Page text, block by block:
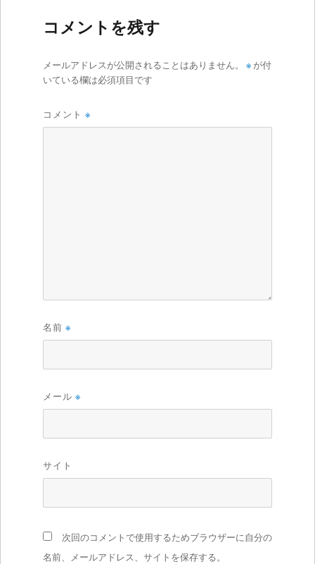
コメントを残す
メールアドレスが公開されることはありません。 ※が付
いている欄は必須項目です
コメント ※
名前 ※
メール ※
サイト
次回のコメントで使用するためブラウザーに自分の
名前、メールアドレス、サイトを保存する。